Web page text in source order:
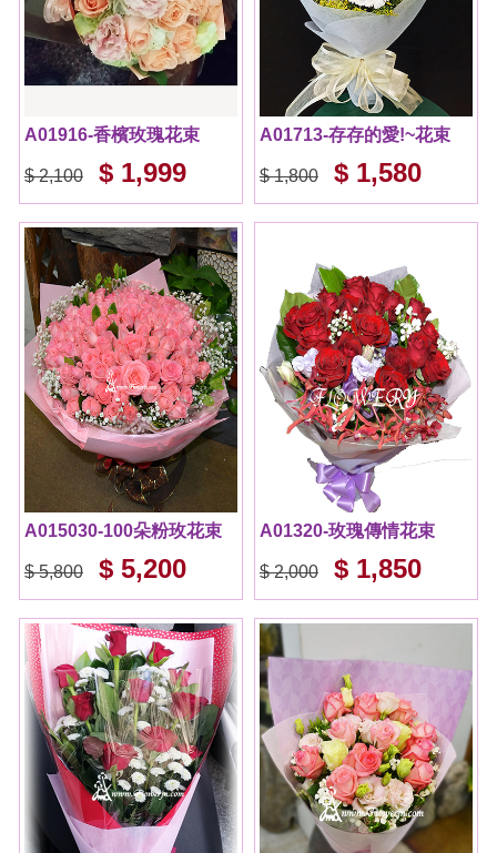
A01916-香檳玫瑰花束
$ 2,100 $ 1,999
A01713-存存的愛!~花束
$ 1,800 $ 1,580
A015030-100朵粉玫花束
$ 5,800 $ 5,200
A01320-玫瑰傳情花束
$ 2,000 $ 1,850